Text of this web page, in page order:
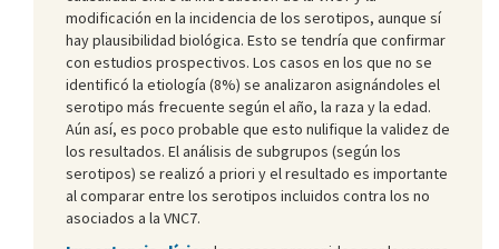
modificación en la incidencia de los serotipos, aunque sí
hay plausibilidad biológica. Esto se tendría que confirmar
con estudios prospectivos. Los casos en los que no se
identificó la etiología (8%) se analizaron asignándoles el
serotipo más frecuente según el año, la raza y la edad.
Aún así, es poco probable que esto nulifique la validez de
los resultados. El análisis de subgrupos (según los
serotipos) se realizó a priori y el resultado es importante
al comparar entre los serotipos incluidos contra los no
asociados a la VNC7.